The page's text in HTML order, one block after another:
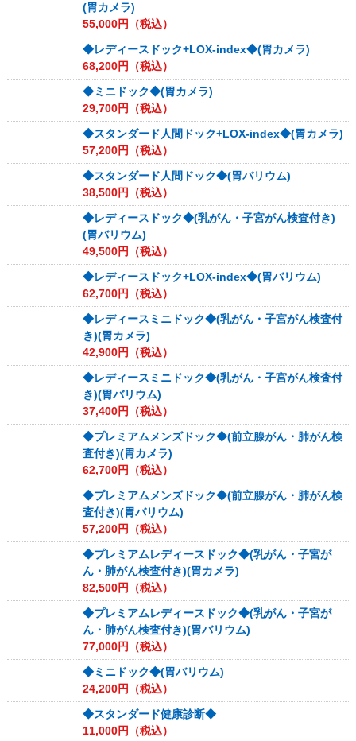
(胃カメラ)
55,000円（税込）
◆レディースドック+LOX-index◆(胃カメラ)
68,200円（税込）
◆ミニドック◆(胃カメラ)
29,700円（税込）
◆スタンダード人間ドック+LOX-index◆(胃カメラ)
57,200円（税込）
◆スタンダード人間ドック◆(胃バリウム)
38,500円（税込）
◆レディースドック◆(乳がん・子宮がん検査付き)
(胃バリウム)
49,500円（税込）
◆レディースドック+LOX-index◆(胃バリウム)
62,700円（税込）
◆レディースミニドック◆(乳がん・子宮がん検査付
き)(胃カメラ)
42,900円（税込）
◆レディースミニドック◆(乳がん・子宮がん検査付
き)(胃バリウム)
37,400円（税込）
◆プレミアムメンズドック◆(前立腺がん・肺がん検
査付き)(胃カメラ)
62,700円（税込）
◆プレミアムメンズドック◆(前立腺がん・肺がん検
査付き)(胃バリウム)
57,200円（税込）
◆プレミアムレディースドック◆(乳がん・子宮が
ん・肺がん検査付き)(胃カメラ)
82,500円（税込）
◆プレミアムレディースドック◆(乳がん・子宮が
ん・肺がん検査付き)(胃バリウム)
77,000円（税込）
◆ミニドック◆(胃バリウム)
24,200円（税込）
◆スタンダード健康診断◆
11,000円（税込）